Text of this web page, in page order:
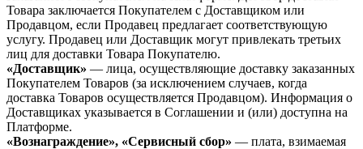
Товара заключается Покупателем с Доставщиком или
Продавцом, если Продавец предлагает соответствующую
услугу. Продавец или Доставщик могут привлекать третьих
лиц для доставки Товара Покупателю.
«Доставщик» — лица, осуществляющие доставку заказанных
Покупателем Товаров (за исключением случаев, когда
доставка Товаров осуществляется Продавцом). Информация о
Доставщиках указывается в Соглашении и (или) доступна на
Платформе.
«Вознаграждение», «Сервисный сбор» — плата, взимаемая